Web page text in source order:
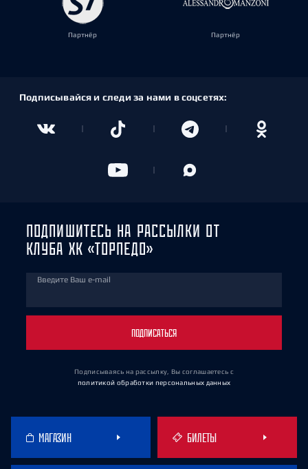
Партнёр Партнёр
Подписывайся и следи за нами в соцсетях:
ПОДПИШИТЕСЬ НА РАССЫЛКИ ОТ
КЛУБА ХК «ТОРПЕДО»
Введите Ваш e-mail
ПОДПИСАТЬСЯ
Подписываясь на рассылку, Вы соглашаетесь с
политикой обработки персональных данных
МАГАЗИН БИЛЕТЫ